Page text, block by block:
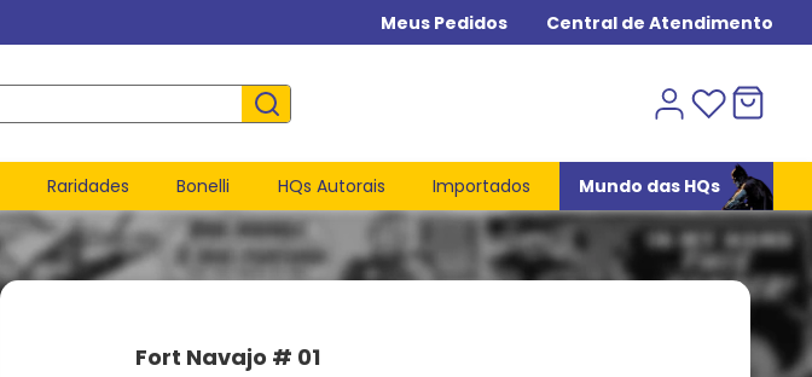
Meus Pedidos Central de Atendimento
Raridades Bonelli HQs Autorais Importados Mundo das HQs
Fort Navajo # 01